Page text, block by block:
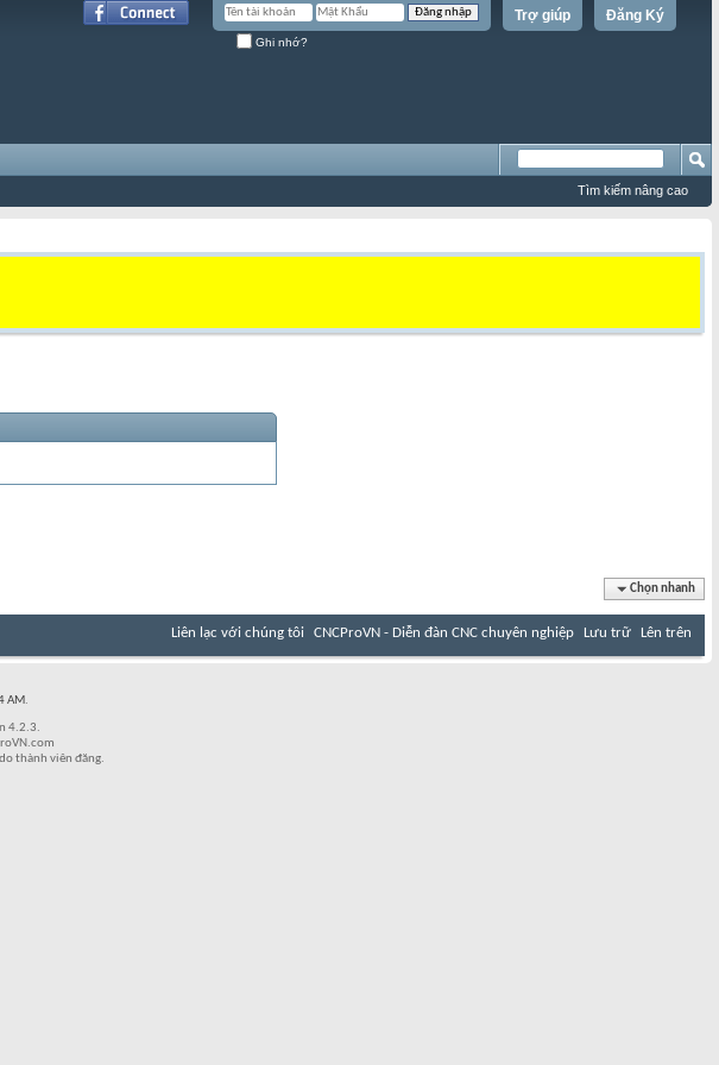
Đăng Ký
Trợ giúp
Ghi nhớ?
Tìm kiếm nâng cao
Chọn nhanh
Liên lạc với chúng tôi CNCProVN - Diễn đàn CNC chuyên nghiệp Lưu trữ Lên trên
AM.
4.2.3.
thành viên đăng.